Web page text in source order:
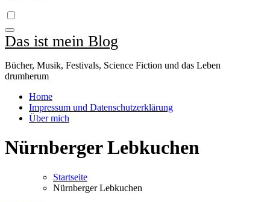
Das ist mein Blog
Bücher, Musik, Festivals, Science Fiction und das Leben
drumherum
Home
Impressum und Datenschutzerklärung
Über mich
Nürnberger Lebkuchen
Startseite
Nürnberger Lebkuchen